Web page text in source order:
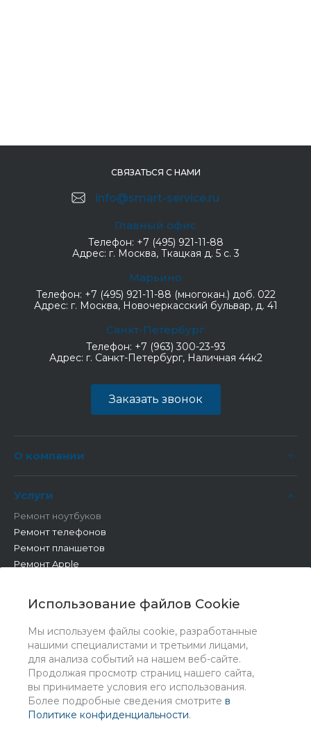
Использование файлов Cookie
Мы используем файлы cookie, разработанные
нашими специалистами и третьими лицами,
для анализа событий на нашем веб-сайте.
Продолжая просмотр страниц нашего сайта,
вы принимаете условия его использования.
Более подробные сведения смотрите в
Политике конфиденциальности.
СВЯЗАТЬСЯ С НАМИ
info@smart-service.ru
Главный офис
Телефон: +7 (495) 921-11-88
Адрес: г. Москва, Ткацкая д. 5 с. 3
Марьино
Телефон: +7 (495) 921-11-88 (многокан.) доб. 022
Адрес: г. Москва, Новочеркасский бульвар, д. 41
Санкт-Петербург
Телефон: +7 (963) 300-23-93
Адрес: г. Санкт-Петербург, Наличная 44к2
Заказать звонок
О компании
Услуги
Ремонт ноутбуков
Ремонт телефонов
Ремонт планшетов
Ремонт Apple